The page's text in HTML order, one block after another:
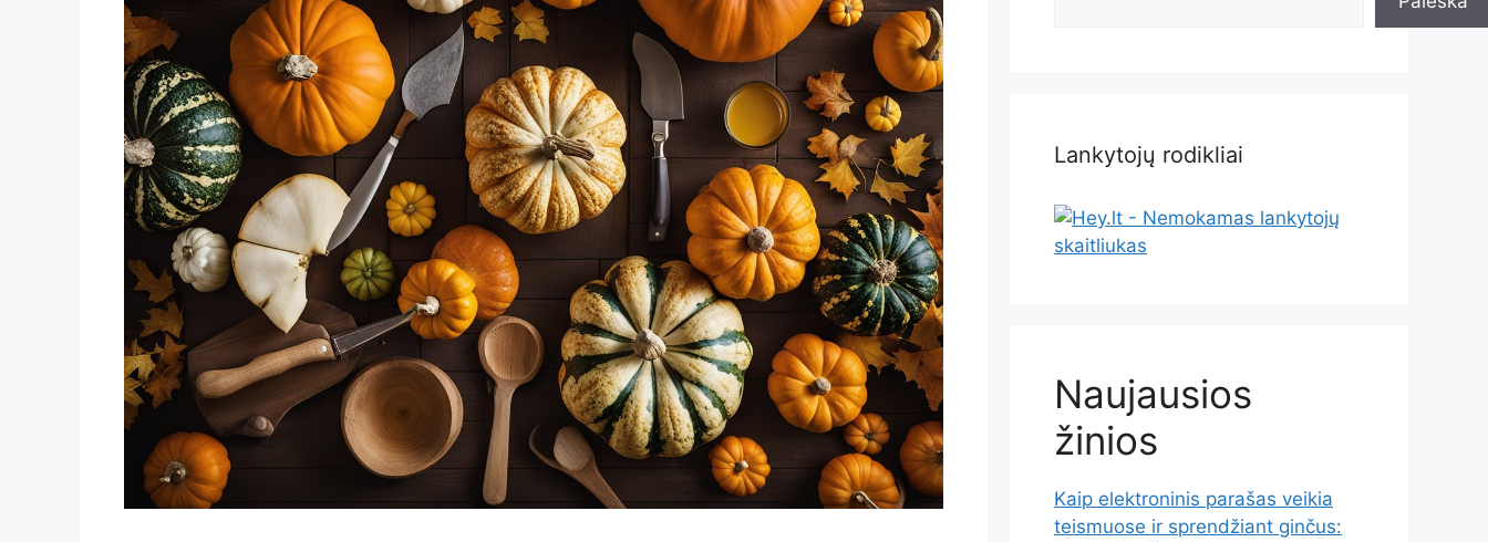
Lankytojų rodikliai
Naujausios
žinios
Kaip elektroninis parašas veikia
teismuose ir sprendžiant ginčus: